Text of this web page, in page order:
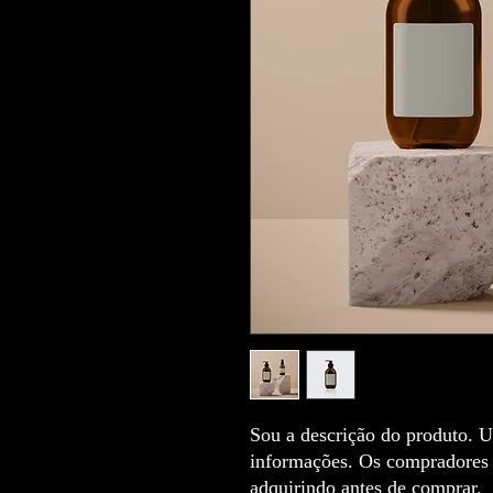
Sou a descrição do produto.
informações. Os
adquirindo antes de comprar.